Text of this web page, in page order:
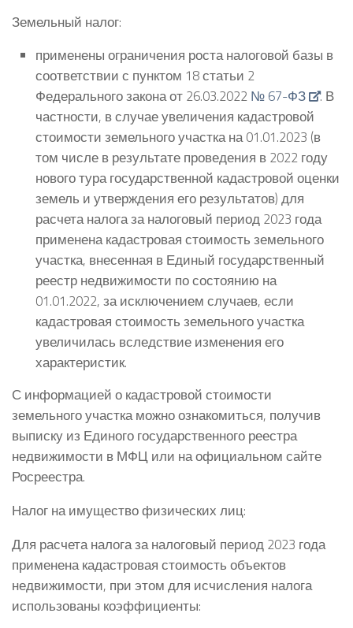
Земельный налог:
применены ограничения роста налоговой базы в
соответствии с пунктом 18 статьи 2
Федерального закона от 26.03.2022 № 67-ФЗ
. В
частности, в случае увеличения кадастровой
стоимости земельного участка на 01.01.2023 (в
том числе в результате проведения в 2022 году
нового тура государственной кадастровой оценки
земель и утверждения его результатов) для
расчета налога за налоговый период 2023 года
применена кадастровая стоимость земельного
участка, внесенная в Единый государственный
реестр недвижимости по состоянию на
01.01.2022, за исключением случаев, если
кадастровая стоимость земельного участка
увеличилась вследствие изменения его
характеристик.
С информацией о кадастровой стоимости
земельного участка можно ознакомиться, получив
выписку из Единого государственного реестра
недвижимости в МФЦ или на официальном сайте
Росреестра.
Налог на имущество физических лиц:
Для расчета налога за налоговый период 2023 года
применена кадастровая стоимость объектов
недвижимости, при этом для исчисления налога
использованы коэффициенты: